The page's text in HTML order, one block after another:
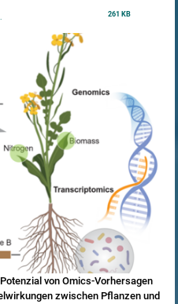
261 KB
von Omics-Vorhersagen
zwischen Pflanzen und